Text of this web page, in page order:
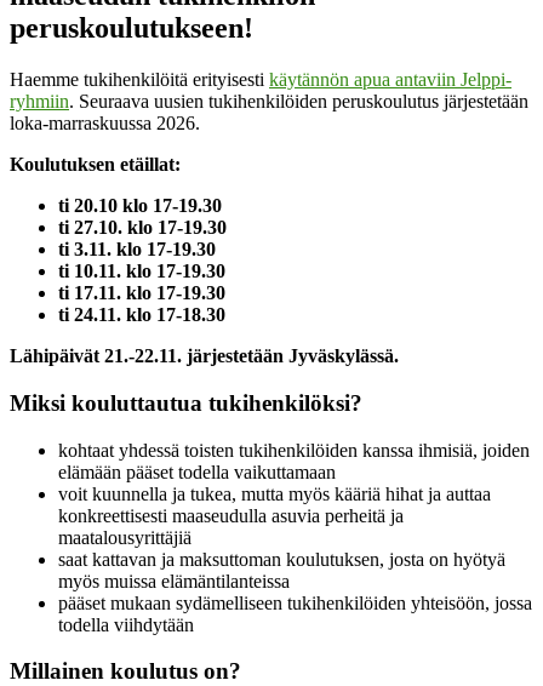
peruskoulutukseen!
Haemme tukihenkilöitä erityisesti käytännön apua antaviin Jelppi-
ryhmiin. Seuraava uusien tukihenkilöiden peruskoulutus järjestetään
loka-marraskuussa 2026.
Koulutuksen etäillat:
ti 20.10 klo 17-19.30
ti 27.10. klo 17-19.30
ti 3.11. klo 17-19.30
ti 10.11. klo 17-19.30
ti 17.11. klo 17-19.30
ti 24.11. klo 17-18.30
Lähipäivät 21.-22.11. järjestetään Jyväskylässä.
Miksi kouluttautua tukihenkilöksi?
kohtaat yhdessä toisten tukihenkilöiden kanssa ihmisiä, joiden
elämään pääset todella vaikuttamaan
voit kuunnella ja tukea, mutta myös kääriä hihat ja auttaa
konkreettisesti maaseudulla asuvia perheitä ja
maatalousyrittäjiä
saat kattavan ja maksuttoman koulutuksen, josta on hyötyä
myös muissa elämäntilanteissa
pääset mukaan sydämelliseen tukihenkilöiden yhteisöön, jossa
todella viihdytään
Millainen koulutus on?